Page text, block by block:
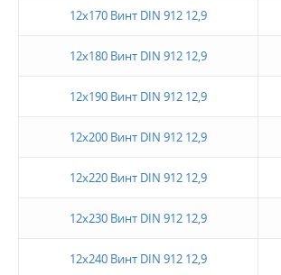
12х170 Винт DIN 912 12,9
12х180 Винт DIN 912 12,9
12х190 Винт DIN 912 12,9
12х200 Винт DIN 912 12,9
12х220 Винт DIN 912 12,9
12х230 Винт DIN 912 12,9
12х240 Винт DIN 912 12,9